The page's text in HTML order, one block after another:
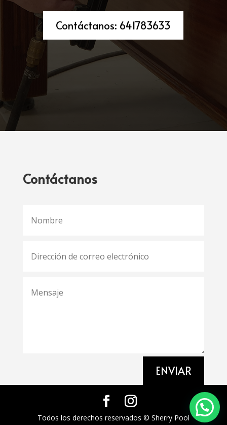
Contáctanos: 641783633
Contáctanos
ENVIAR
Todos los derechos reservados © Sherry Pool